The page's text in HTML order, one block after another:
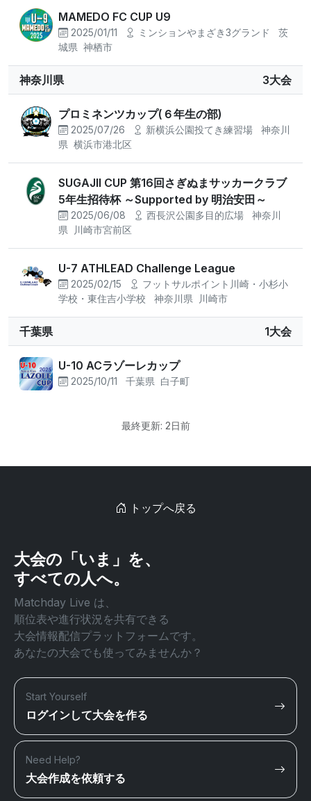
MAMEDO FC CUP U9
2025/01/11 ミンションやまざき3グランド
茨
城県 神栖市
神奈川県 3大会
プロミネンツカップ(６年生の部)
2025/07/26 新横浜公園投てき練習場
神奈川
県 横浜市港北区
SUGAJII CUP 第16回さぎぬまサッカークラブ
5年生招待杯 ～Supported by 明治安田～
2025/06/08 西長沢公園多目的広場
神奈川
県
川崎市宮前区
U-7 ATHLEAD Challenge League
2025/02/15
フットサルポイント川崎・小杉小
学校・東住吉小学校
神奈川県 川崎市
千葉県 1大会
U-10 ACラゾーレカップ
2025/10/11 千葉県 白子町
最終更新: 2日前
トップへ戻る
大会の「いま」を、
すべての人へ。
Matchday Live は、
順位表や進行状況を共有できる
大会情報配信プラットフォームです。
あなたの大会でも使ってみませんか？
Start Yourself
ログインして大会を作る
Need Help?
大会作成を依頼する